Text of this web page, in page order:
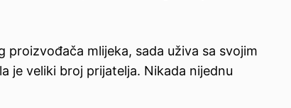
mlijeka, sada uživa sa svojim
je veliki broj prijatelja. Nikada nijednu